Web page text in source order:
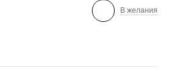
В желания